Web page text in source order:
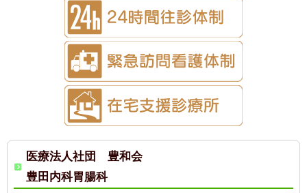
医療法人社団 豊和会
豊田内科胃腸科